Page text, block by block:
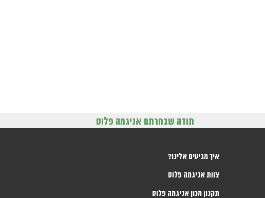
תודה שבחרתם אניגמה פלוס
איך מגיעים אלינו?
צוות אניגמה פלוס
תקנון מכון אניגמה פלוס